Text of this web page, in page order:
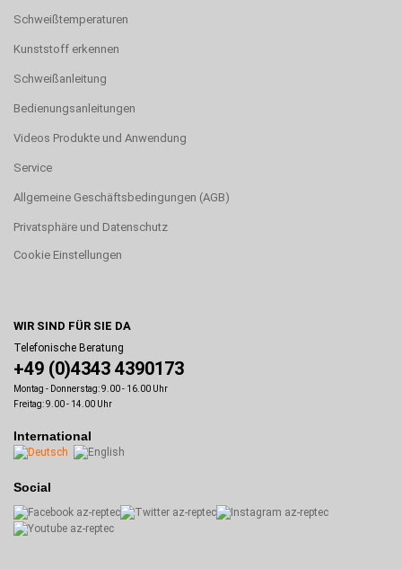
Schweißtemperaturen
Kunststoff erkennen
Schweißanleitung
Bedienungsanleitungen
Videos Produkte und Anwendung
Service
Allgemeine Geschäftsbedingungen (AGB)
Privatsphäre und Datenschutz
Cookie Einstellungen
WIR SIND FÜR SIE DA
Telefonische Beratung
+49 (0)4343 4390173
Montag - Donnerstag: 9.00 - 16.00 Uhr
Freitag: 9.00 - 14.00 Uhr
International
Social